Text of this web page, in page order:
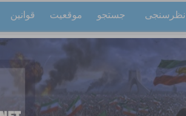
نظرسنجی جستجو موقعیت قوانین